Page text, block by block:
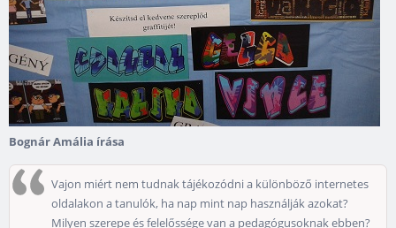
Bognár Amália írása
Vajon miért nem tudnak tájékozódni a különböző internetes
oldalakon a tanulók, ha nap mint nap használják azokat?
Milyen szerepe és felelőssége van a pedagógusoknak ebben?